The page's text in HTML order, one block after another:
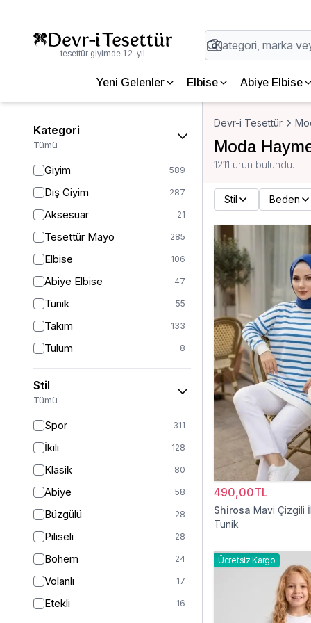
tesettür giyimde 12. yıl
Yeni Gelenler Elbise Abiye Elbise
Kategori
Tümü
Giyim 589
Dış Giyim 287
Aksesuar 21
Tesettür Mayo 285
Elbise 106
Abiye Elbise 47
Tunik 55
Takım 133
Tulum 8
Pantolon 148
Etek 19
Stil
Tümü
Spor 311
İkili 128
Klasik 80
Abiye 58
Büzgülü 28
Piliseli 28
Bohem 24
Volanlı 17
Etekli 16
Devr-i Tesettür
Moda
1211 ürün bulundu.
Stil Beden
490,00TL
Shirosa Mavi Çizgili
Tunik
Ücretsiz Kargo